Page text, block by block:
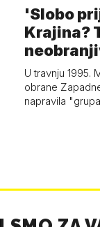
'Slobo
Krajina?
zvao
U travnju 1995.
obrane
napravila